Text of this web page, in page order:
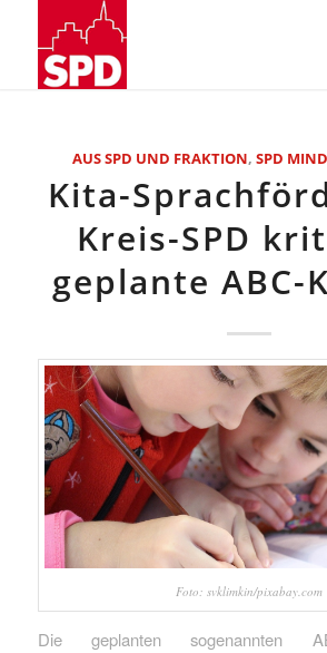
AUS SPD UND FRAKTION, SPD
Kita-
Kreis-SPD
geplante ABC-
Foto: svklimkin/pixabay.com
Die geplanten sogenannten